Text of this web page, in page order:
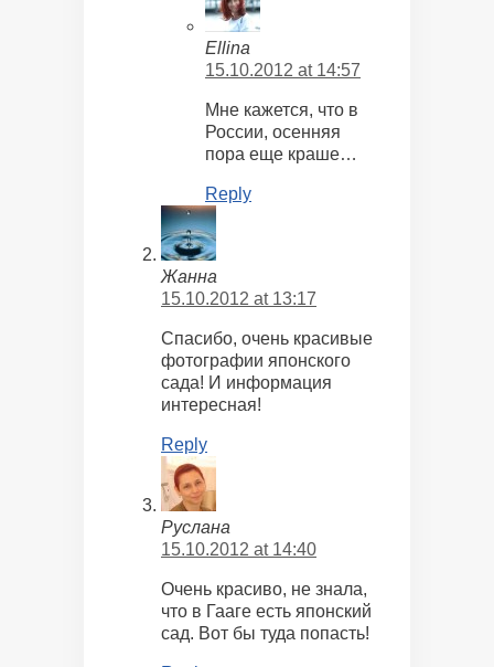
Ellina
15.10.2012 at 14:57
Мне кажется, что в
России, осенняя
пора еще краше…
Reply
Жанна
15.10.2012 at 13:17
Спасибо, очень красивые
фотографии японского
сада! И информация
интересная!
Reply
Руслана
15.10.2012 at 14:40
Очень красиво, не знала,
что в Гааге есть японский
сад. Вот бы туда попасть!